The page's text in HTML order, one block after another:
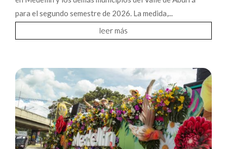
para el segundo semestre de 2026. La medida,...
leer más